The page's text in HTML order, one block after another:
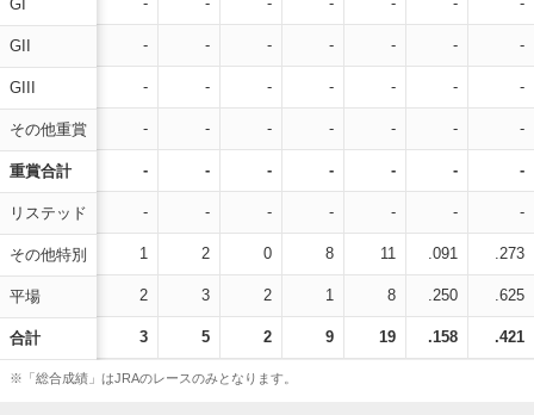
GI
GII
GIII
その他重賞
重賞合計
リステッド
その他特別
平場
合計
- - - - - - -
- - - - - - -
- - - - - - -
- - - - - - -
- - - - - - -
1 2 0 8 11 .091 .273
2 3 2 1 8 .250 .625
3 5 2 9 19 .158 .421
※「総合成績」はJRAのレースのみとなります。